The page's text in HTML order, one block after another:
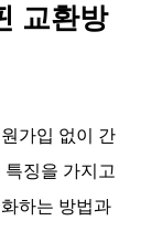
교환방
가입 없이 간
징을 가지고
하는 방법과